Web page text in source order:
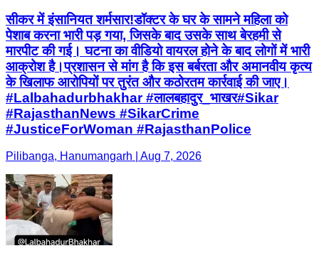
सीकर में इंसानियत शर्मसार! ​डॉक्टर के घर के सामने महिला को
पेशाब करना भारी पड़ गया, जिसके बाद उसके साथ बेरहमी से
मारपीट की गई। घटना का वीडियो वायरल होने के बाद लोगों में भारी
आक्रोश है। ​प्रशासन से मांग है कि इस बर्बरता और अमानवीय कृत्य
के खिलाफ आरोपियों पर तुरंत और कठोरतम कार्रवाई की जाए।
#Lalbahadurbhakhar #लालबहादुर_भाखर ​#Sikar
#RajasthanNews #SikarCrime
#JusticeForWoman #RajasthanPolice
Pilibanga, Hanumangarh | Aug 7, 2026